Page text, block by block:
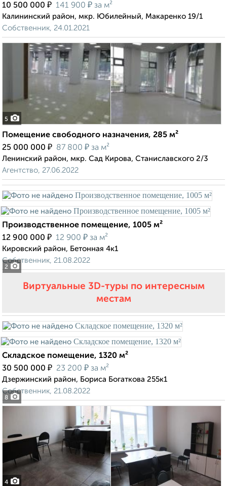
10 500 000 ₽ 141 900 ₽ за м²
Калининский район, мкр. Юбилейный, Макаренко 19/1
Собственник, 24.01.2021
5
Помещение свободного назначения, 285 м²
25 000 000 ₽ 87 800 ₽ за м²
Ленинский район, мкр. Сад Кирова, Станиславского 2/3
Агентство, 27.06.2022
2
Производственное помещение, 1005 м²
12 900 000 ₽ 12 900 ₽ за м²
Кировский район, Бетонная 4к1
Собственник, 21.08.2022
Виртуальные 3D-туры по интересным
местам
8
Складское помещение, 1320 м²
30 500 000 ₽ 23 200 ₽ за м²
Дзержинский район, Бориса Богаткова 255к1
Собственник, 21.08.2022
4